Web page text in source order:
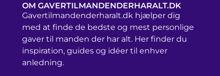
OM GAVERTILMANDENDERHARALT.DK
Gavertilmandenderharalt.dk hjælper dig
med at finde de bedste og mest personlige
gaver til manden der har alt. Her finder du
inspiration, guides og idéer til enhver
anledning.